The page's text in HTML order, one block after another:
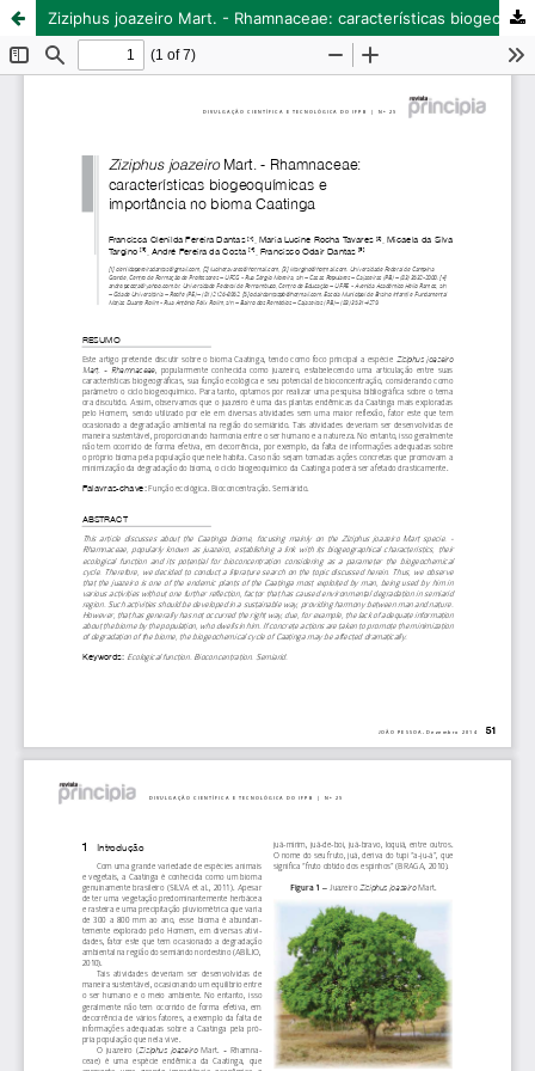
Ziziphus joazeiro Mart. - Rhamnaceae: características biogeoquímicas e importância no bioma Caatinga